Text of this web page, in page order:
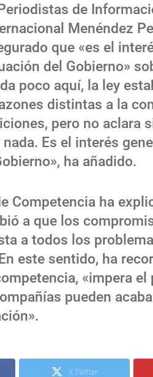
de
Menéndez
que «es el
del Gobierno»
poco aquí, la ley
distintas a la
pero no aclara
Es el interés
ha añadido.
Competencia ha
a que los
a todos los
este sentido, ha
«impera
pueden
X Twitter